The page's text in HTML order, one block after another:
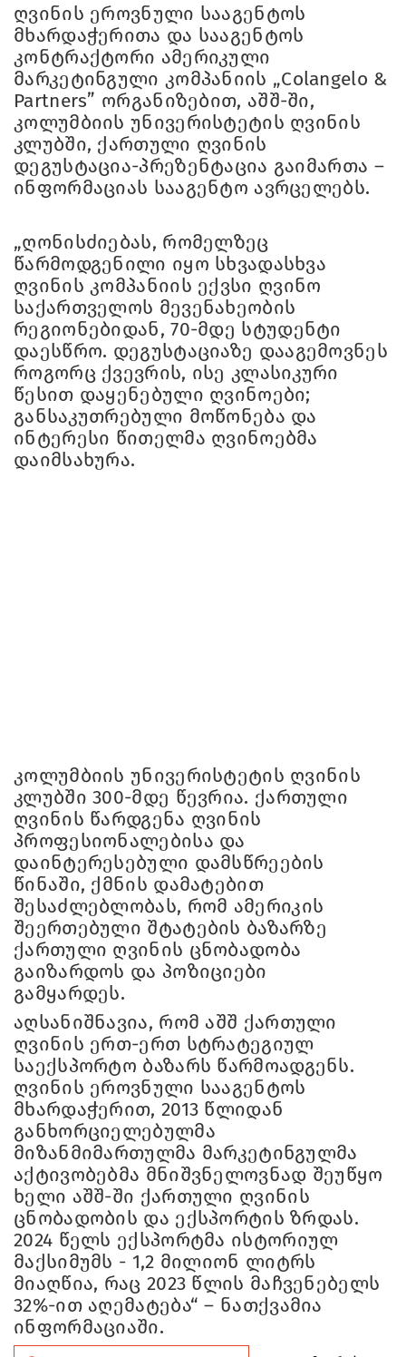
ღვინის ეროვნული სააგენტოს
მხარდაჭერითა და სააგენტოს
კონტრაქტორი ამერიკული
მარკეტინგული კომპანიის „Colangelo &
Partners” ორგანიზებით, აშშ-ში,
კოლუმბიის უნივერისტეტის ღვინის
კლუბში, ქართული ღვინის
დეგუსტაცია-პრეზენტაცია გაიმართა –
ინფორმაციას სააგენტო ავრცელებს.
„ღონისძიებას, რომელზეც
წარმოდგენილი იყო სხვადასხვა
ღვინის კომპანიის ექვსი ღვინო
საქართველოს მევენახეობის
რეგიონებიდან, 70-მდე სტუდენტი
დაესწრო. დეგუსტაციაზე დააგემოვნეს
როგორც ქვევრის, ისე კლასიკური
წესით დაყენებული ღვინოები;
განსაკუთრებული მოწონება და
ინტერესი წითელმა ღვინოებმა
დაიმსახურა.
კოლუმბიის უნივერისტეტის ღვინის
კლუბში 300-მდე წევრია. ქართული
ღვინის წარდგენა ღვინის
პროფესიონალებისა და
დაინტერესებული დამსწრეების
წინაში, ქმნის დამატებით
შესაძლებლობას, რომ ამერიკის
შეერთებული შტატების ბაზარზე
ქართული ღვინის ცნობადობა
გაიზარდოს და პოზიციები
გამყარდეს.
აღსანიშნავია, რომ აშშ ქართული
ღვინის ერთ-ერთ სტრატეგიულ
საექსპორტო ბაზარს წარმოადგენს.
ღვინის ეროვნული სააგენტოს
მხარდაჭერით, 2013 წლიდან
განხორციელებულმა
მიზანმიმართულმა მარკეტინგულმა
აქტივობებმა მნიშვნელოვნად შეუწყო
ხელი აშშ-ში ქართული ღვინის
ცნობადობის და ექსპორტის ზრდას.
2024 წელს ექსპორტმა ისტორიულ
მაქსიმუმს - 1,2 მილიონ ლიტრს
მიაღწია, რაც 2023 წლის მაჩვენებელს
32%-ით აღემატება“ – ნათქვამია
ინფორმაციაში.